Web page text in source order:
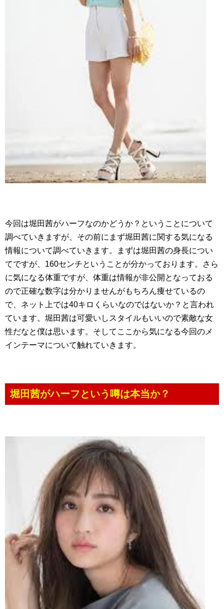
今回は堀田茜がハーフなのかどうか？ということについて
調べていきますが、その前にまず堀田茜に関する気になる
情報について調べていきます。まずは堀田茜の身長につい
てですが、160センチということが分かっております。さら
に気になる体重ですが、体重は情報が非公開となっておる
ので正確な数字は分かりませんがもちろん痩せているの
で、ネット上では40キロくらいなのではないか？と言われ
ています。堀田茜は可愛いしスタイルもいいので素敵な女
性だなと僕は思います。そしてここから気になる今回のメ
インテーマについて触れていきます。
堀田茜がハーフという噂は本当か？